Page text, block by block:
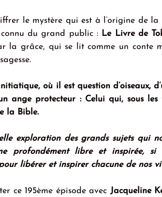
le mystère qui est à l’origine de
du grand public : Le Livre de
la grâce, qui se lit comme un conte
où il est question d’oiseaux,
ange protecteur : Celui qui, sous
la Bible.
exploration des grands sujets qui
profondément libre et inspirée,
libérer et inspirer chacune de nos
ce 195ème épisode avec Jacqueline